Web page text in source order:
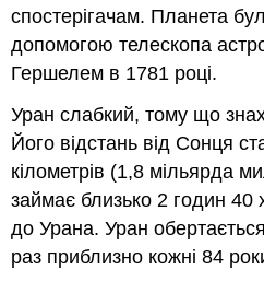
спостерігачам. Планета
допомогою телескопа
Гершелем в 1781 році.
Уран слабкий, тому що
Його відстань від Сонця
кілометрів (1,8 мільярда
займає близько 2 годин 40
до Урана. Уран
раз приблизно кожні 84